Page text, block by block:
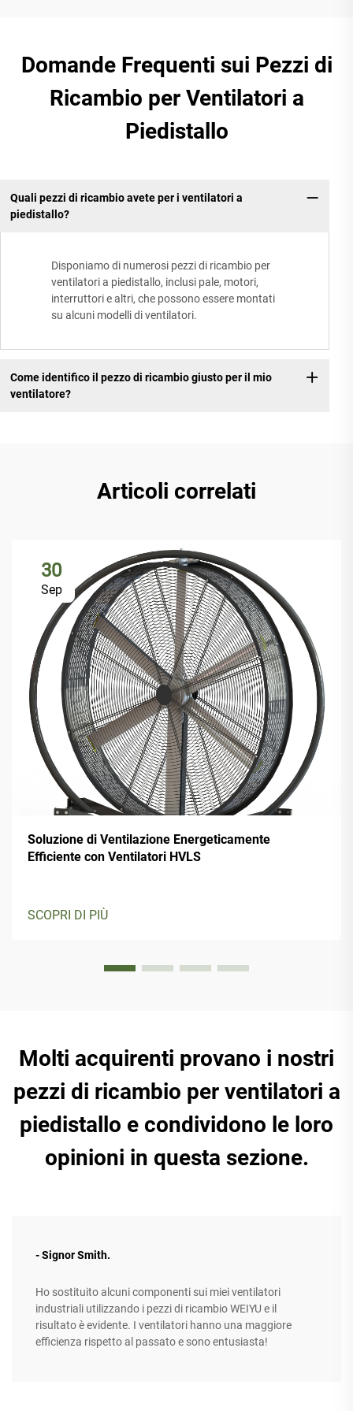
Domande Frequenti sui Pezzi di
Ricambio per Ventilatori a
Piedistallo
Quali pezzi di ricambio avete per i ventilatori a
piedistallo?
Disponiamo di numerosi pezzi di ricambio per
ventilatori a piedistallo, inclusi pale, motori,
interruttori e altri, che possono essere montati
su alcuni modelli di ventilatori.
Come identifico il pezzo di ricambio giusto per il mio
ventilatore?
Articoli correlati
30
Sep
Soluzione di Ventilazione Energeticamente
Efficiente con Ventilatori HVLS
SCOPRI DI PIÙ
Molti acquirenti provano i nostri
pezzi di ricambio per ventilatori a
piedistallo e condividono le loro
opinioni in questa sezione.
- Signor Smith.
Ho sostituito alcuni componenti sui miei ventilatori
industriali utilizzando i pezzi di ricambio WEIYU e il
risultato è evidente. I ventilatori hanno una maggiore
efficienza rispetto al passato e sono entusiasta!